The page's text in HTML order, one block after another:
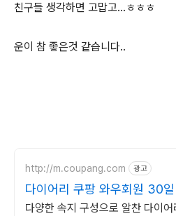
친구들 생각하면 고맙고...ㅎㅎㅎ
운이 참 좋은것 같습니다..
http://m.coupang.com 광고
다이어리 쿠팡 와우회원 30일
품
다양한 속지 구성으로 알찬 다이어